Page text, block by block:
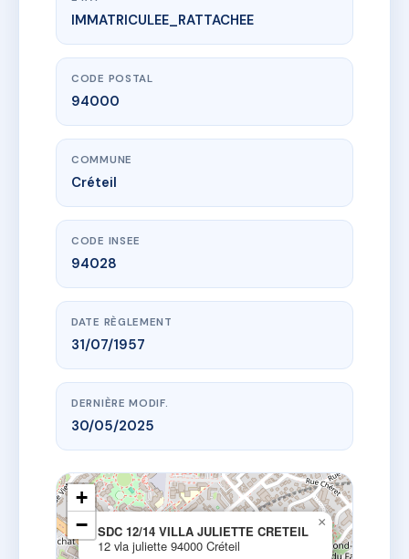
www.vme.plus/AD6416549
SDC 12/14 VILLA JULIETTE CRETEIL
12 vla juliette
IMMATRICULEE_RATTACHEE
CODE POSTAL
94000
COMMUNE
Créteil
CODE INSEE
94028
DATE RÈGLEMENT
31/07/1957
DERNIÈRE MODIF.
30/05/2025
SDC 12/14 VILLA JULIETTE CRETEIL
12 vla juliette 94000 Créteil
×
+
−